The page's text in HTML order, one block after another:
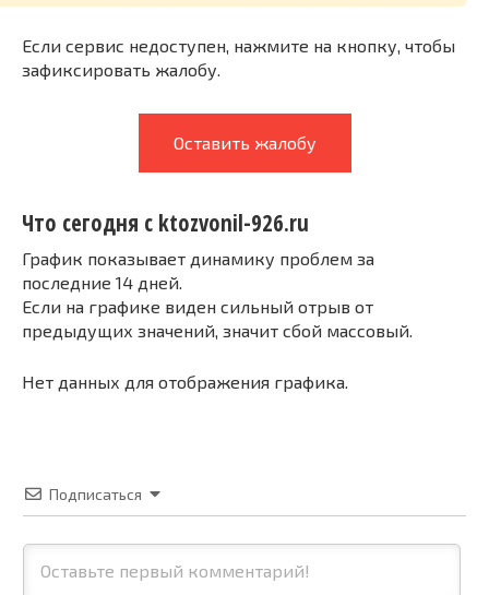
Если сервис недоступен, нажмите на кнопку, чтобы
зафиксировать жалобу.
Оставить жалобу
Что сегодня с ktozvonil-926.ru
График показывает динамику проблем за
последние 14 дней.
Если на графике виден сильный отрыв от
предыдущих значений, значит сбой массовый.
Нет данных для отображения графика.
Подписаться